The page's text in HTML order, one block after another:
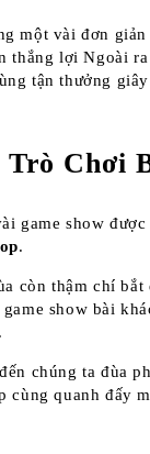
một vài đơn
thắng lợi Ngoài
tận thưởng
Chơi
game show
.
còn thậm chí bắt
show bài
chúng ta đùa
cùng quanh đấy